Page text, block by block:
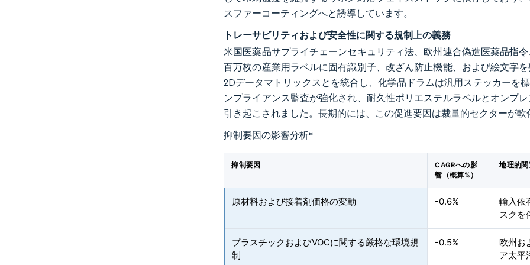
スファーコーティングへと誘導しています。
トレーサビリティおよび安全性に関する規制上の義務
米国医薬品サプライチェーンセキュリティ法、欧州連合偽造医薬品指
百万枚の産業用ラベルに固有識別子、改ざん防止機能、および絵文字
2Dデータマトリックスとを統合し、化学品ドラムは汎用ステッカーを
ンプライアンス監査が強化され、耐久性ポリエステルラベルとオンプ
引き起こされました。長期的には、この促進要因は裁量的セクターが
抑制要因の影響分析*
抑制要因
CAGRへの影
響（概算%）
地理的
原材料および接着剤価格の変動 -0.6%
輸入依
スクを
プラスチックおよびVOCに関する厳格な環境規
制
-0.5%
欧州お
ア太平